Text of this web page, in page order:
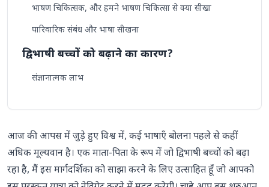
भाषण चिकित्सक, और हमने भाषण चिकित्सा से क्या सीखा
पारिवारिक संबंध और भाषा सीखना
द्विभाषी बच्चों को बढ़ाने का कारण?
संज्ञानात्मक लाभ
सांस्कृतिक जागरूकता और सहानुभूति
बच्चों में भाषा अधिग्रहण को समझना
आज की आपस में जुड़े हुए विश्व में, कई भाषाएँ बोलना पहले से कहीं
अधिक मूल्यवान है। एक माता-पिता के रूप में जो द्विभाषी बच्चों को बढ़ा
रहा है, मैं इस मार्गदर्शिका को साझा करने के लिए उत्साहित हूँ जो आपको